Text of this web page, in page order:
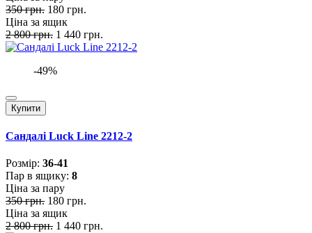
350 грн. 180 грн.
Ціна за ящик
2 800 грн. 1 440 грн.
-49%
Купити
Сандалі Luck Line 2212-2
Розмiр: 36-41
Пар в ящику: 8
Ціна за пару
350 грн. 180 грн.
Ціна за ящик
2 800 грн. 1 440 грн.